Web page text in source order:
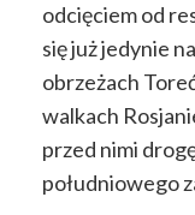
odcięciem od
się już jedynie
obrzeżach
walkach
przed nimi
południowego